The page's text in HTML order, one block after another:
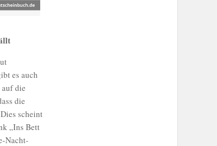
es auch
die
die
scheint
„Ins Bett
Nacht-